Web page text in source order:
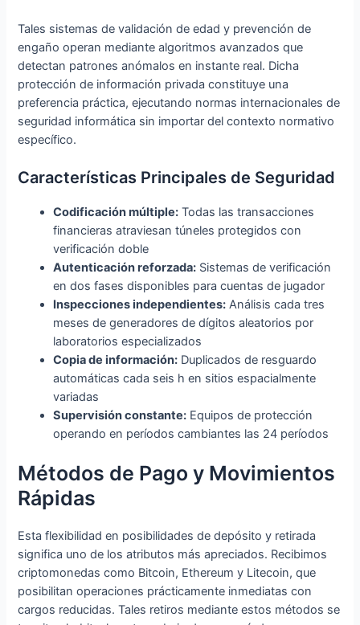
Tales sistemas de validación de edad y prevención de
engaño operan mediante algoritmos avanzados que
detectan patrones anómalos en instante real. Dicha
protección de información privada constituye una
preferencia práctica, ejecutando normas internacionales de
seguridad informática sin importar del contexto normativo
específico.
Características Principales de Seguridad
Codificación múltiple: Todas las transacciones
financieras atraviesan túneles protegidos con
verificación doble
Autenticación reforzada: Sistemas de verificación
en dos fases disponibles para cuentas de jugador
Inspecciones independientes: Análisis cada tres
meses de generadores de dígitos aleatorios por
laboratorios especializados
Copia de información: Duplicados de resguardo
automáticas cada seis h en sitios espacialmente
variadas
Supervisión constante: Equipos de protección
operando en períodos cambiantes las 24 períodos
Métodos de Pago y Movimientos
Rápidas
Esta flexibilidad en posibilidades de depósito y retirada
significa uno de los atributos más apreciados. Recibimos
criptomonedas como Bitcoin, Ethereum y Litecoin, que
posibilitan operaciones prácticamente inmediatas con
cargos reducidas. Tales retiros mediante estos métodos se